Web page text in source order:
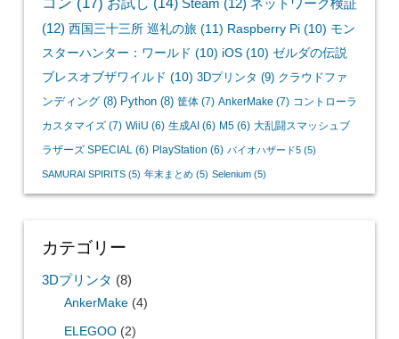
Steam (12) ネットワーク検証
(12) 西国三十三所 巡礼の旅(11) Raspberry Pi(10) モン
スターハンター：ワールド (10) iOS(10) ゼルダの伝説
ブレスオブザワイルド (10) 3Dプリンタ (9) クラウドファ
ンディング(8) Python(8) 筐体(7) AnkerMake (7) コントローラ
カスタマイズ(7) WiiU (6) 生成AI (6) M5(6) 大乱闘スマッシュブ
ラザーズ SPECIAL (6) PlayStation (6) バイオハザード5(5)
SAMURAI SPIRITS(5) 年末まとめ(5) Selenium(5)
カテゴリー
3Dプリンタ (8)
AnkerMake(4)
ELEGOO(2)